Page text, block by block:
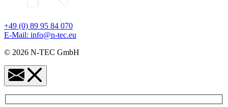
+49 (0) 89 95 84 070
E-Mail: info@n-tec.eu
© 2026 N-TEC GmbH